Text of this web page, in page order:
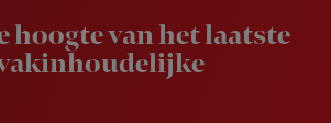
hoogte van het laatste